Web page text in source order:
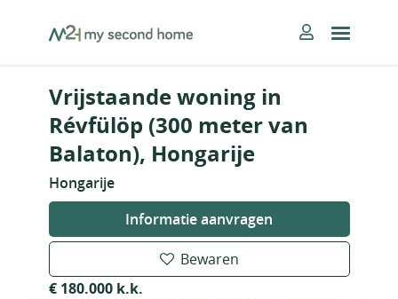
MySecondHome
Vrijstaande woning in
Révfülöp (300 meter van
Balaton), Hongarije
Hongarije
Informatie aanvragen
Bewaren
€ 180.000 k.k.